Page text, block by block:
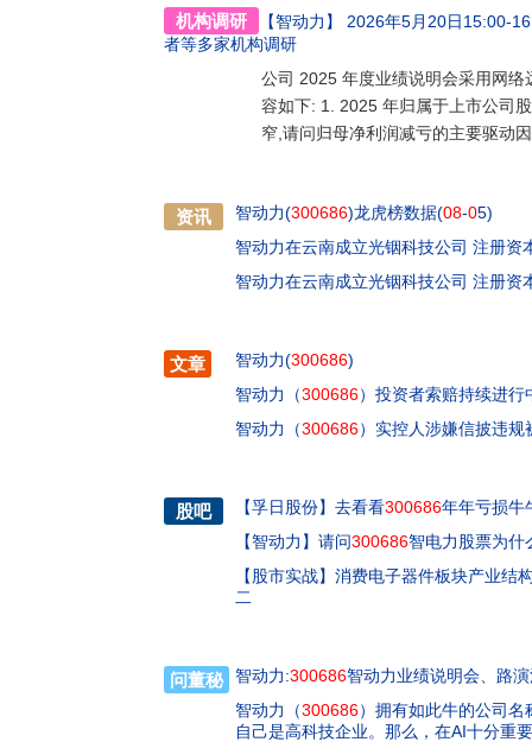
机构调研 【智动力】
2026年5月20日15:00-
者等多家机构调研
公司 2025 年度业绩说明会采用网
容如下: 1. 2025 年归属于上市公司
窄,请问归母净利润减亏的主要驱动
资讯 智动力(300686)龙虎榜数据(08-05)
智动力在云南成立光铟科技公司 注册资
智动力在云南成立光铟科技公司 注册资
文章 智动力(300686)
智动力（300686）投资者索赔持续进行
智动力（300686）实控人涉嫌信披违
股吧 【孚日股份】 去看看300686年年亏损牛
【智动力 】 请问300686智电力股票为什
【股市实战】 消费电子器件板块产业结
二
问董秘 智动力:300686智动力业绩说明会、路
智动力（300686）拥有如此牛的公司
自己是高科技企业。那么，在AI十分重